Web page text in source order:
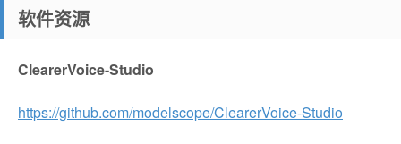
软件资源
ClearerVoice-Studio
https://github.com/modelscope/ClearerVoice-Studio